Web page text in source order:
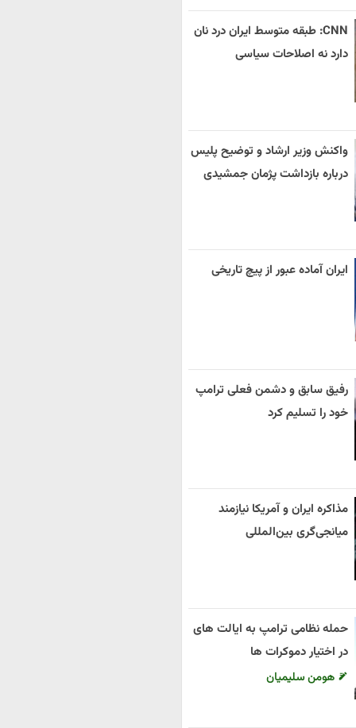
CNN: طبقه متوسط ایران درد نان
دارد نه اصلاحات سیاسی
واکنش وزیر ارشاد و توضیح پلیس
درباره بازداشت پژمان جمشیدی
ایران آماده عبور از پیچ تاریخی
رفیق سابق و دشمن فعلی ترامپ
خود را تسلیم کرد
مذاکره ایران و آمریکا نیازمند
میانجی‌گری بین‌المللی
حمله نظامی ترامپ به ایالت های
در اختیار دموکرات ها
هومن سلیمیان